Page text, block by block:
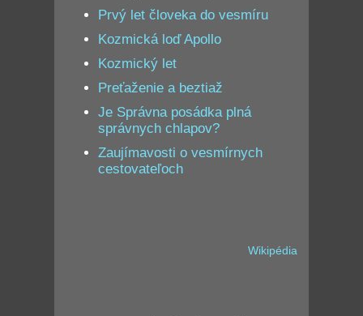
Prvý let človeka do vesmíru
Kozmická loď Apollo
Kozmický let
Preťaženie a beztiaž
Je Správna posádka plná
správnych chlapov?
Zaujímavosti o vesmírnych
cestovateľoch
Wikipédia